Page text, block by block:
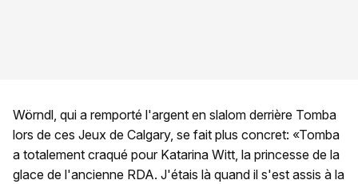
Wörndl, qui a remporté l'argent en slalom derrière Tomba
lors de ces Jeux de Calgary, se fait plus concret: «Tomba
a totalement craqué pour Katarina Witt, la princesse de la
glace de l'ancienne RDA. J'étais là quand il s'est assis à la